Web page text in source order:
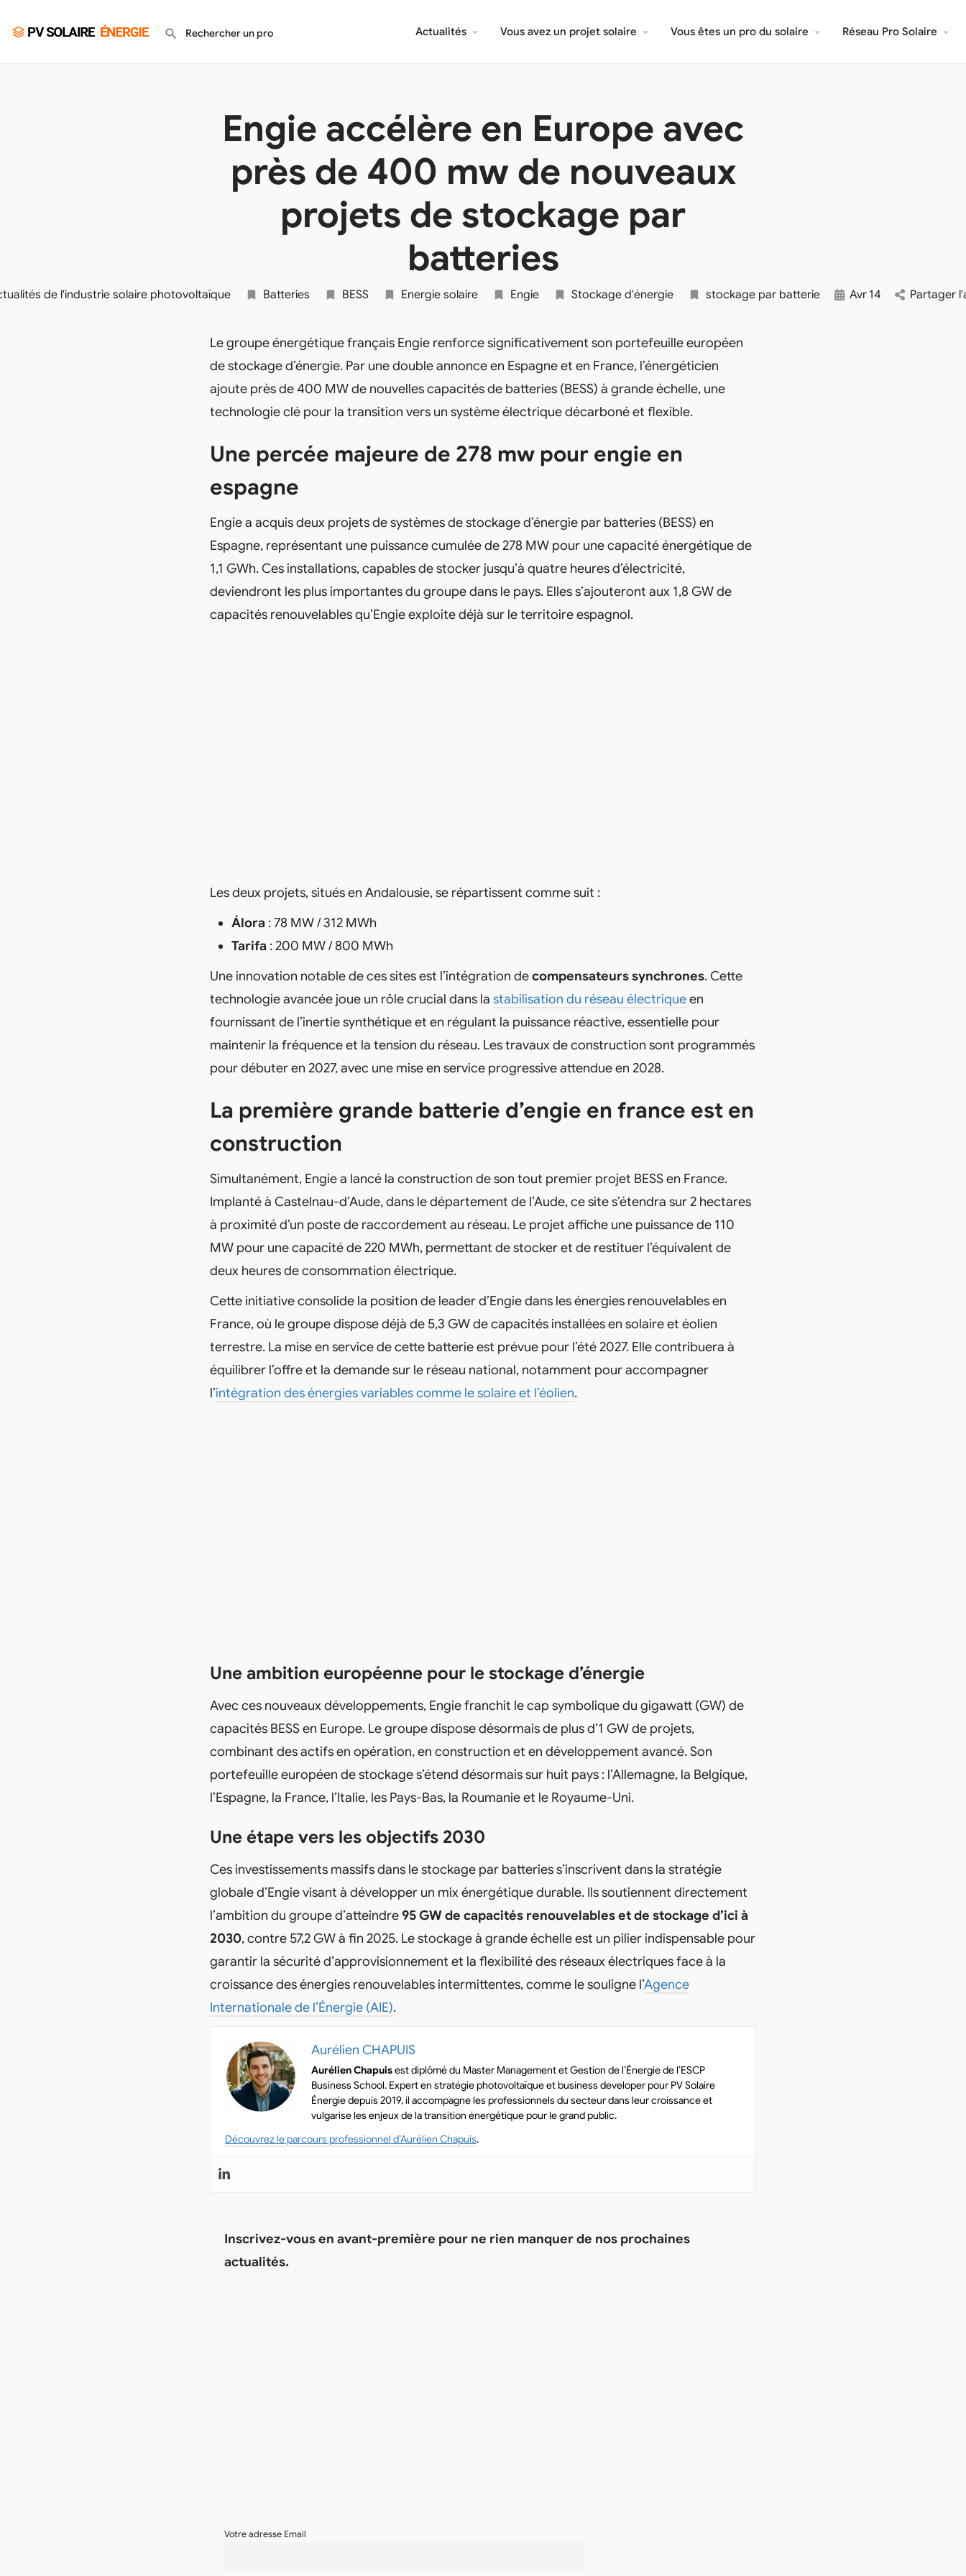
Actualités Vous avez un projet solaire Vous êtes un pro du solaire Réseau Pro Solaire
Engie accélère en Europe avec
près de 400 mw de nouveaux
projets de stockage par
batteries
de l'industrie solaire photovoltaïque Batteries BESS Energie solaire Engie Stockage d'énergie stockage par batterie Avr 14 Partager
Le groupe énergétique français Engie renforce significativement son portefeuille européen
de stockage d’énergie. Par une double annonce en Espagne et en France, l’énergéticien
ajoute près de 400 MW de nouvelles capacités de batteries (BESS) à grande échelle, une
technologie clé pour la transition vers un système électrique décarboné et flexible.
Une percée majeure de 278 mw pour engie en
espagne
Engie a acquis deux projets de systèmes de stockage d’énergie par batteries (BESS) en
Espagne, représentant une puissance cumulée de 278 MW pour une capacité énergétique de
1,1 GWh. Ces installations, capables de stocker jusqu’à quatre heures d’électricité,
deviendront les plus importantes du groupe dans le pays. Elles s’ajouteront aux 1,8 GW de
capacités renouvelables qu’Engie exploite déjà sur le territoire espagnol.
Les deux projets, situés en Andalousie, se répartissent comme suit :
Álora : 78 MW / 312 MWh
Tarifa : 200 MW / 800 MWh
Une innovation notable de ces sites est l’intégration decompensateurs synchrones. Cette
technologie avancée joue un rôle crucial dans la stabilisation du réseau électriqueen
fournissant de l’inertie synthétique et en régulant la puissance réactive, essentielle pour
maintenir la fréquence et la tension du réseau. Les travaux de construction sont programmés
pour débuter en 2027, avec une mise en service progressive attendue en 2028.
La première grande batterie d’engie en france est en
construction
Simultanément, Engie a lancé la construction de son tout premier projet BESS en France.
Implanté à Castelnau-d’Aude, dans le département de l’Aude, ce site s’étendra sur 2 hectares
à proximité d’un poste de raccordement au réseau. Le projet affiche une puissance de 110
MW pour une capacité de 220 MWh, permettant de stocker et de restituer l’équivalent de
deux heures de consommation électrique.
Cette initiative consolide la position de leader d’Engie dans les énergies renouvelables en
France, où le groupe dispose déjà de 5,3 GW de capacités installées en solaire et éolien
terrestre. La mise en service de cette batterie est prévue pour l’été 2027. Elle contribuera à
équilibrer l’offre et la demande sur le réseau national, notamment pour accompagner
l’intégration des énergies variables comme le solaire et l’éolien.
Une ambition européenne pour le stockage d’énergie
Avec ces nouveaux développements, Engie franchit le cap symbolique du gigawatt (GW) de
capacités BESS en Europe. Le groupe dispose désormais de plus d’1 GW de projets,
combinant des actifs en opération, en construction et en développement avancé. Son
portefeuille européen de stockage s’étend désormais sur huit pays : l’Allemagne, la Belgique,
l’Espagne, la France, l’Italie, les Pays-Bas, la Roumanie et le Royaume-Uni.
Une étape vers les objectifs 2030
Ces investissements massifs dans le stockage par batteries s’inscrivent dans la stratégie
globale d’Engie visant à développer un mix énergétique durable. Ils soutiennent directement
l’ambition du groupe d’atteindre95 GW de capacités renouvelables et de stockage d’ici à
2030, contre 57,2 GW à fin 2025. Le stockage à grande échelle est un pilier indispensable pour
garantir la sécurité d’approvisionnement et la flexibilité des réseaux électriques face à la
croissance des énergies renouvelables intermittentes, comme le souligne l’Agence
Internationale de l’Énergie (AIE).
Aurélien CHAPUIS
Aurélien Chapuisest diplômé du Master Management et Gestion de l’Énergie de l’ESCP
Business School. Expert en stratégie photovoltaïque et business developer pour PV Solaire
Énergie depuis 2019, il accompagne les professionnels du secteur dans leur croissance et
vulgarise les enjeux de la transition énergétique pour le grand public.
Découvrez le parcours professionnel d’Aurélien Chapuis.
Inscrivez-vous en avant-première pour ne rien manquer de nos prochaines
actualités.
Votre adresse Email